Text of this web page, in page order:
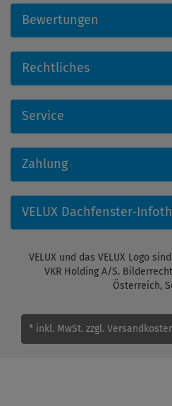
Bewertungen
Rechtliches
Service
Zahlung
VELUX Dachfenster-
VELUX und das VELUX Logo
VKR Holding A/S.
Österreich,
* inkl. MwSt. zzgl.